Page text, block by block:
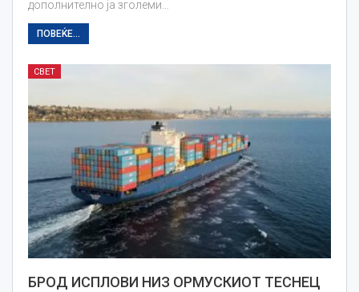
дополнително ја зголеми…
ПОВЕЌЕ...
СВЕТ
БРОД ИСПЛОВИ НИЗ ОРМУСКИОТ ТЕСНЕЦ